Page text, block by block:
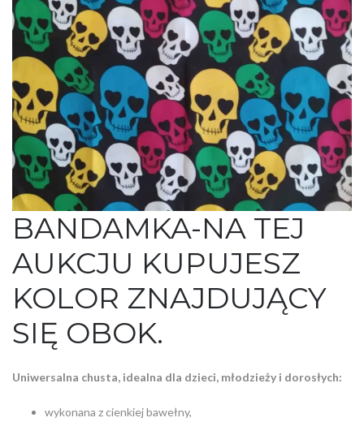
BANDAMKA-NA TEJ
AUKCJU KUPUJESZ
KOLOR ZNAJDUJĄCY
SIĘ OBOK.
Uniwersalna chusta, idealna dla dzieci, młodzieży i dorosłych:
wykonana z cienkiej bawełny,